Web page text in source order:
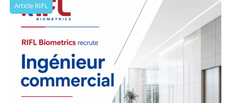
Article RIFL